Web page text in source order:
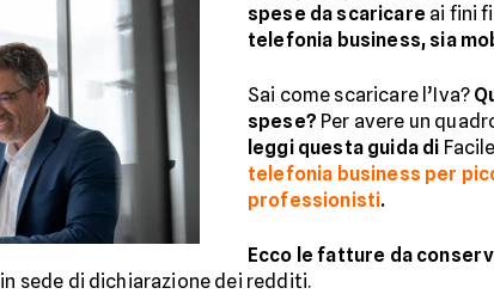
spese da scaricare ai fini
telefonia business, sia
Sai come scaricare l’Iva?
spese? Per avere un
leggi questa guida di
telefonia business per
professionisti.
Ecco le fatture da
in sede di dichiarazione dei redditi.